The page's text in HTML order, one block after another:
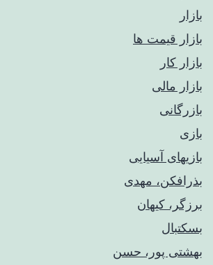
بازار
بازار قیمت ها
بازار کار
بازار مالی
بازرگانی
بازی
بازیهای آسیایی
بذرافکن، مهدی
برزگر، کیهان
بسکتبال
بهشتی پور، حسن